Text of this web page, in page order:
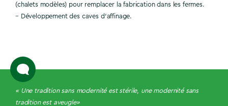
(chalets modèles) pour remplacer la fabrication dans les fermes.
– Développement des caves d’affinage.
« Une tradition sans modernité est stérile, une modernité sans
tradition est aveugle»